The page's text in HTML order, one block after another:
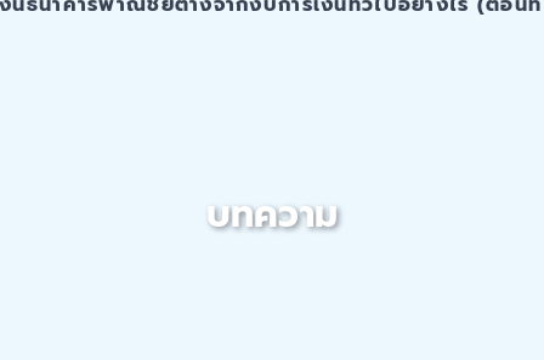
บทความ